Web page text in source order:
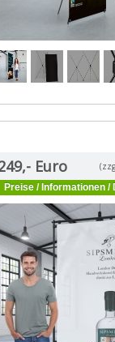
Euro
Preise / Informationen /